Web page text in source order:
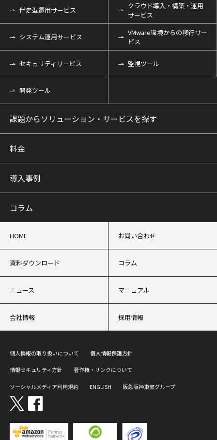
伴走型運用サービス
クラウド導入・構築・運用
サービス
システム運用サービス
VMware環境からの移行サー
ビス
セキュリティサービス 監視ツール
開発ツール
課題からソリューション・サービスを探す
料金
導入事例
コラム
HOME お問い合わせ
資料ダウンロード コラム
ニュース マニュアル
会社情報 採用情報
個人情報の取り扱いについて 個人情報保護方針
情報セキュリティ方針 著作権・リンクについて
ソーシャルメディア利用規約 ENGLISH 阪急阪神東宝グループ